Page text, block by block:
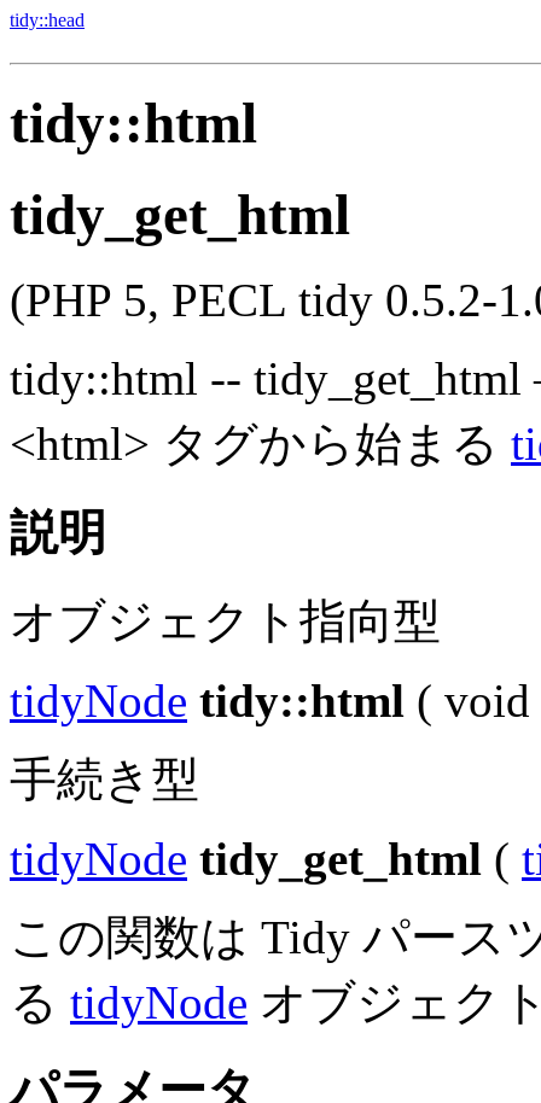
tidy::head
tidy::html
tidy_get_html
(PHP 5, PECL tidy 0.5.2-
tidy::html -- tidy_get_html
<html> タグから始まる
説明
オブジェクト指向型
tidyNode tidy::html ( void
手続き型
tidyNode tidy_get_html (
この関数は Tidy パース
る tidyNode オブジェク
パラメータ